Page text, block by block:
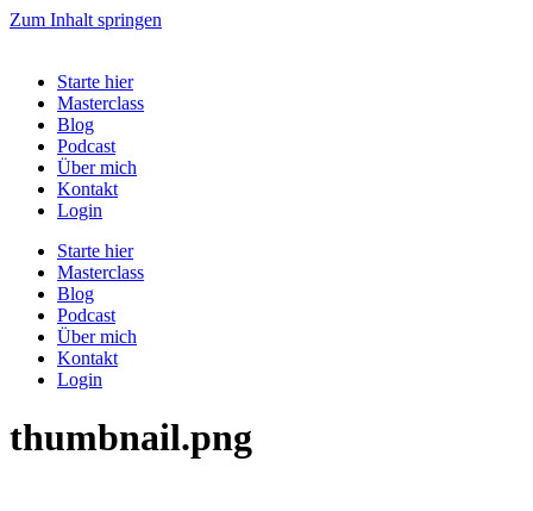
Zum Inhalt springen
Starte hier
Masterclass
Blog
Podcast
Über mich
Kontakt
Login
Starte hier
Masterclass
Blog
Podcast
Über mich
Kontakt
Login
thumbnail.png